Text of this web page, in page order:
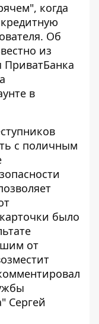
когда
Об
из
ПриватБанка
в
с поличным
было
от
Сергей